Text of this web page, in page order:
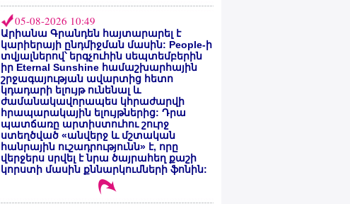
05-08-2026 10:49
Արիանա Գրանդեն հայտարարել է
կարիերայի ընդմիջման մասին: People-ի
տվյալներով՝ երգչուհին սեպտեմբերին
իր Eternal Sunshine համաշխարհային
շրջագայության ավարտից հետո
կդադարի ելույթ ունենալ և
ժամանակավորապես կհրաժարվի
հրապարակային ելույթներից: Դրա
պատճառը արտիստուհու շուրջ
ստեղծված «անվերջ և մշտական
հանրային ուշադրությունն» է, որը
վերջերս սրվել է նրա ծայրահեղ քաշի
կորստի մասին քննարկումների ֆոնին: